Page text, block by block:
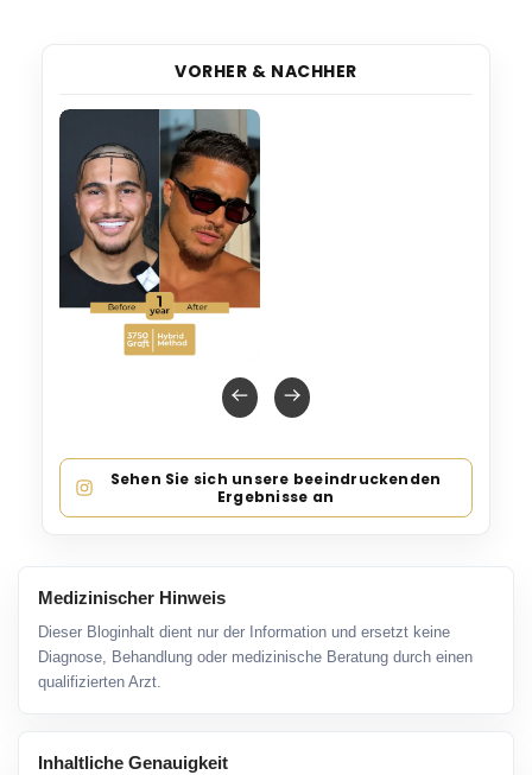
VORHER & NACHHER
Sehen Sie sich unsere beeindruckenden
Ergebnisse an
Medizinischer Hinweis
Dieser Bloginhalt dient nur der Information und ersetzt keine
Diagnose, Behandlung oder medizinische Beratung durch einen
qualifizierten Arzt.
Inhaltliche Genauigkeit